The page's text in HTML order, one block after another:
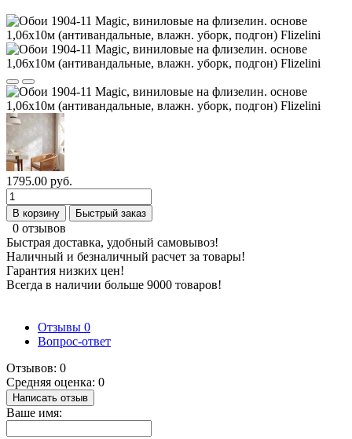
1795.00 руб.
В корзину Быстрый заказ
0 отзывов
Быстрая доставка, удобный самовывоз!
Наличный и безналичный расчет за товары!
Гарантия низких цен!
Всегда в наличии больше 9000 товаров!
Отзывы 0
Вопрос-ответ
Отзывов: 0
Средняя оценка: 0
Написать отзыв
Ваше имя: